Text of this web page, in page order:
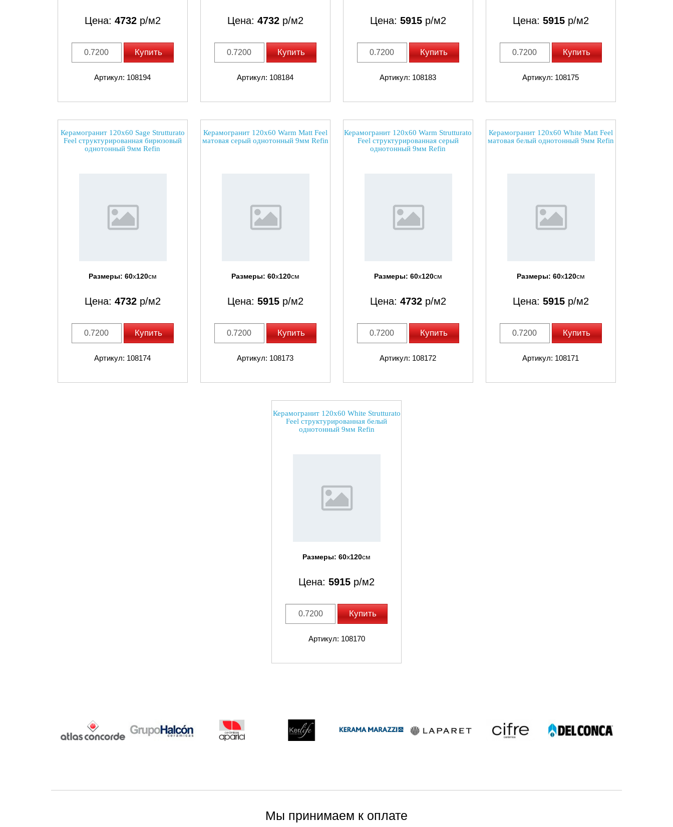
Цена: 4732р/м2
Купить
Артикул: 108194
Цена: 4732р/м2
Купить
Артикул: 108184
Цена: 5915р/м2
Купить
Артикул: 108183
Цена: 5915р/м2
Купить
Артикул: 108175
Керамогранит 120x60 Sage Strutturato
Feel структурированная бирюзовый
однотонный 9мм Refin
Размеры: 60x120см
Цена: 4732р/м2
Купить
Артикул: 108174
Керамогранит 120x60 Warm Matt Feel
матовая серый однотонный 9мм Refin
Размеры: 60x120см
Цена: 5915р/м2
Купить
Артикул: 108173
Керамогранит 120x60 Warm Strutturato
Feel структурированная серый
однотонный 9мм Refin
Размеры: 60x120см
Цена: 4732р/м2
Купить
Артикул: 108172
Керамогранит 120x60 White Matt Feel
матовая белый однотонный 9мм Refin
Размеры: 60x120см
Цена: 5915р/м2
Купить
Артикул: 108171
Керамогранит 120x60 White Strutturato
Feel структурированная белый
однотонный 9мм Refin
Размеры: 60x120см
Цена: 5915 р/м2
Купить
Артикул: 108170
Мы принимаем к оплате